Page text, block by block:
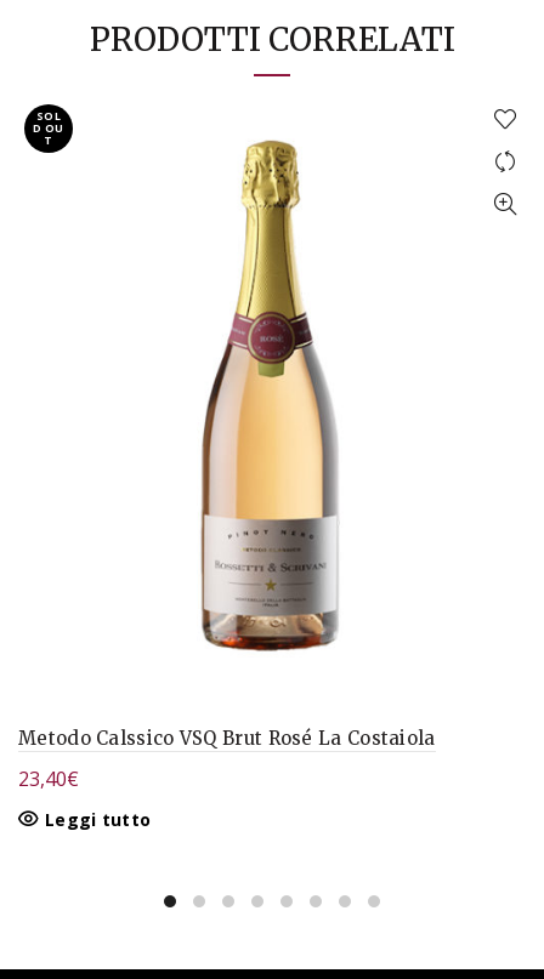
PRODOTTI CORRELATI
SOL
D OU
T
Metodo Calssico VSQ Brut Rosé La Costaiola
23,40€
Leggi tutto